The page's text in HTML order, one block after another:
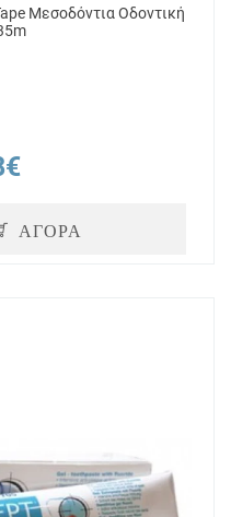
Μεσοδόντια Οδοντική
ΑΓΟΡΑ